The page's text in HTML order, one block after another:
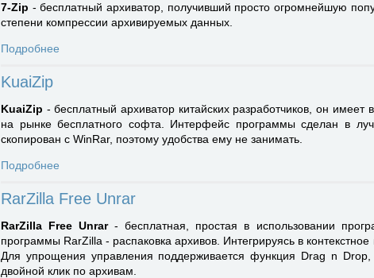
7-Zip - бесплатный архиватор, получивший просто огромнейшую
степени компрессии архивируемых данных.
Подробнее
KuaiZip
KuaiZip - бесплатный архиватор китайских разработчиков, он
на рынке бесплатного софта. Интерфейс программы сделан в
скопирован с WinRar, поэтому удобства ему не занимать.
Подробнее
RarZilla Free Unrar
RarZilla Free Unrar- бесплатная, простая в использовании
программы RarZilla - распаковка архивов. Интегрируясь в
Для упрощения управления поддерживается функция Drag n
двойной клик по архивам.